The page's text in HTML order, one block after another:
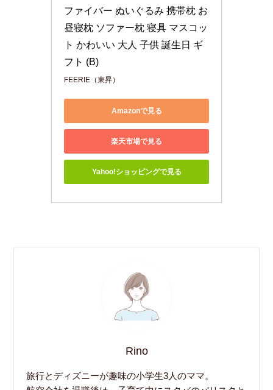
ファイバー ぬいぐるみ 携帯枕 お
昼寝枕 ソファー枕 寝具 マスコッ
ト かわいい 大人 子供 誕生日 ギ
フト (B)
FEERIE（東昇）
Amazonで見る
楽天市場で見る
Yahoo!ショッピングで見る
Rino
旅行とディズニーが趣味の小学生3人のママ。